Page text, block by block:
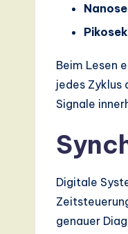
Beim Lesen
jedes Zyklus
Signale
Digitale
genauer